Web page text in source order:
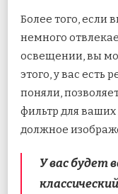
Более того, если
немного
освещении, вы
этого, у вас есть
поняли,
фильтр для
должное
У вас будет